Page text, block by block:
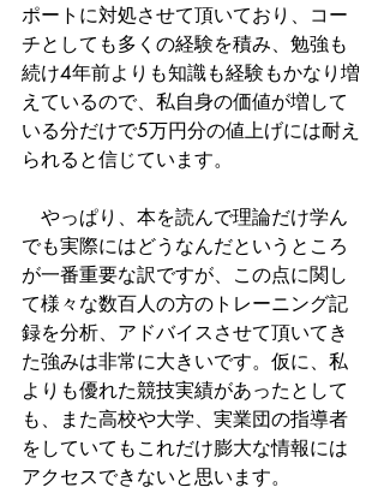
ポートに対処させて頂いており、コー
チとしても多くの経験を積み、勉強も
続け4年前よりも知識も経験もかなり増
えているので、私自身の価値が増して
いる分だけで5万円分の値上げには耐え
られると信じています。
やっぱり、本を読んで理論だけ学ん
でも実際にはどうなんだというところ
が一番重要な訳ですが、この点に関し
て様々な数百人の方のトレーニング記
録を分析、アドバイスさせて頂いてき
た強みは非常に大きいです。仮に、私
よりも優れた競技実績があったとして
も、また高校や大学、実業団の指導者
をしていてもこれだけ膨大な情報には
アクセスできないと思います。